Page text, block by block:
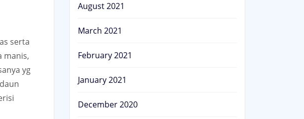
serta
manis,
yg
August 2021
March 2021
February 2021
January 2021
December 2020